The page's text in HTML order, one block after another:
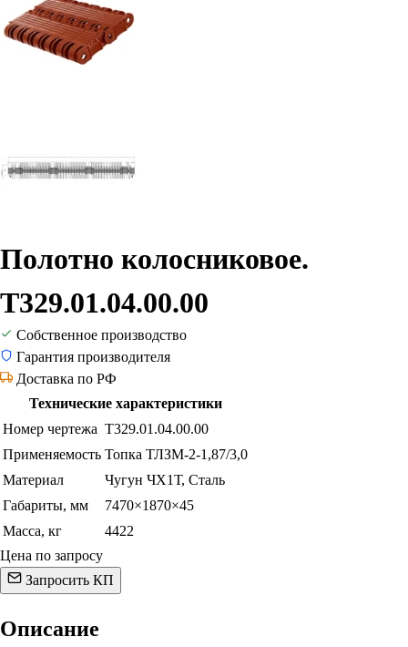
Полотно колосниковое.
Т329.01.04.00.00
Собственное производство
Гарантия производителя
Доставка по РФ
Технические характеристики
Номер чертежа Т329.01.04.00.00
Применяемость Топка ТЛЗМ-2-1,87/3,0
Материал
Чугун ЧХ1Т, Сталь
Габариты, мм
7470×1870×45
Масса, кг
4422
Цена по запросу
Запросить КП
Описание